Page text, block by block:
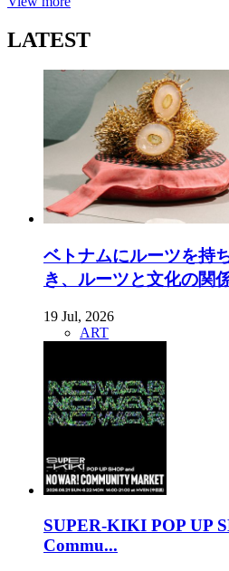
LATEST
ベトナムにルーツを持
き、ルーツと文化の関
19 Jul, 2026
ART
SUPER-KIKI POP UP
Commu...